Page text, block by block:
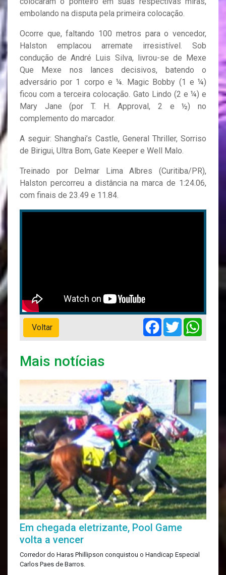
embolando na disputa pela primeira colocação.
Ocorre que, faltando 100 metros para o vencedor,
Halston emplacou arremate irresistível. Sob
condução de André Luis Silva, livrou-se de Mexe
Que Mexe nos lances decisivos, batendo o
adversário por 1 corpo e ¼. Magic Bobby (1 e ¼)
ficou com a terceira colocação. Gato Lindo (2 e ¼) e
Mary Jane (por T. H. Approval, 2 e ½) no
complemento do marcador.
A seguir: Shanghai’s Castle, General Thriller, Sorriso
de Birigui, Ultra Bom, Gate Keeper e Well Malo.
Treinado por Delmar Lima Albres (Curitiba/PR),
Halston percorreu a distância na marca de 1:24.06,
com finais de 23.49 e 11.84.
Voltar
Facebook
Twitter
Mais notícias
Em chegada eletrizante, Pool Game
volta a vencer
Corredor do Haras Phillipson conquistou o Handicap Especial
Carlos Paes de Barros.